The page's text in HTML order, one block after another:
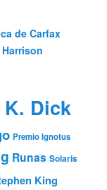
de Carfax
Dick
Premio Ignotus
Runas Solaris
King